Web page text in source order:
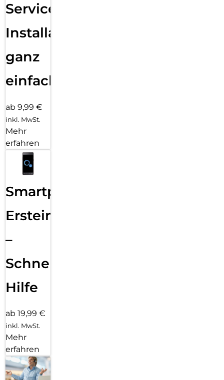
Services
Installation
ganz
einfach
ab 9,99 €
inkl. MwSt.
Mehr
erfahren
Smartphone
Ersteinrichtung
–
Schnelle
Hilfe
ab 19,99 €
inkl. MwSt.
Mehr
erfahren